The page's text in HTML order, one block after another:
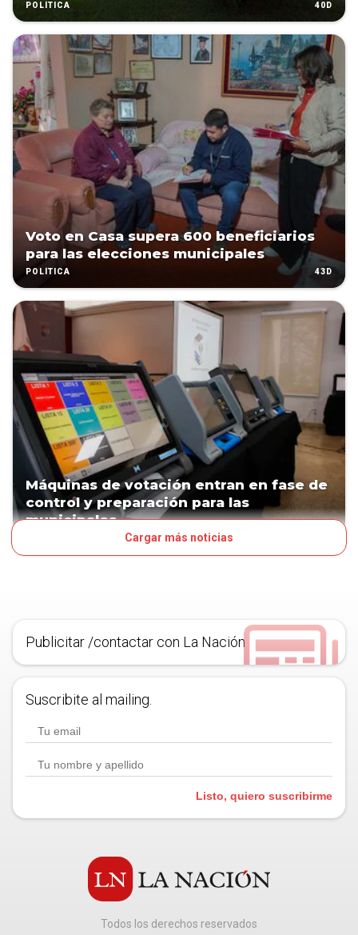
POLÍTICA 40D
Voto en Casa supera 600 beneficiarios
para las elecciones municipales
POLÍTICA 43D
Máquinas de votación entran en fase de
control y preparación para las
municipales
Cargar más noticias
Publicitar /contactar con La Nación
Suscribite al mailing.
Listo, quiero suscribirme
Todos los derechos reservados